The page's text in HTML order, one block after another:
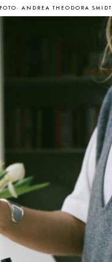
FOTO: ANDREA THEODORA SMIDT